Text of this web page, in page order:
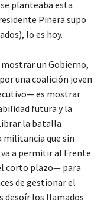
planteaba esta
Piñera supo
lo es hoy.
un Gobierno,
una coalición joven
es mostrar
futura y la
la batalla
militancia que sin
a permitir al Frente
corto plazo— para
de gestionar el
desoír los llamados